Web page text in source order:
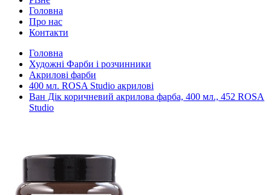
Головна
Про нас
Контакти
Головна
Художні Фарби і розчинники
Акрилові фарби
400 мл. ROSA Studio акрилові
Ван Дік коричневий акрилова фарба, 400 мл., 452 ROSA
Studio